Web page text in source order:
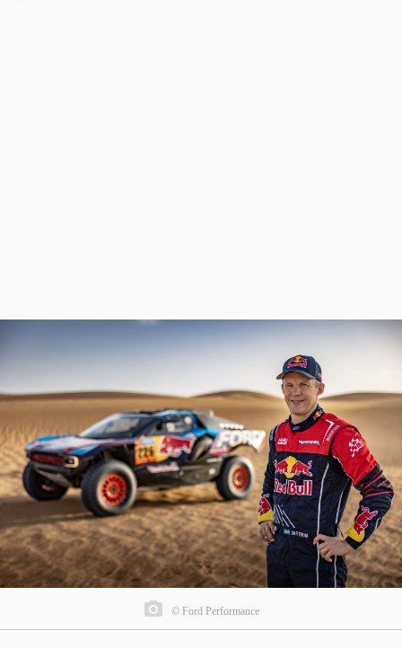
© Ford Performance